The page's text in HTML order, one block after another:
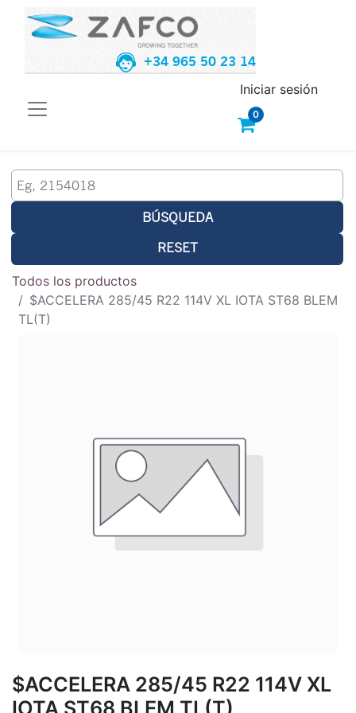
+34 965 50 23 14
0
Iniciar sesión
BÚSQUEDA
RESET
Todos los productos
$ACCELERA 285/45 R22 114V XL IOTA ST68 BLEM
TL(T)
$ACCELERA 285/45 R22 114V XL
IOTA ST68 BLEM TL(T)